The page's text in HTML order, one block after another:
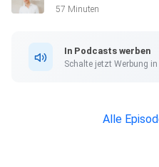
57 Minuten
In Podcasts werben
Schalte jetzt Werbung in
Alle